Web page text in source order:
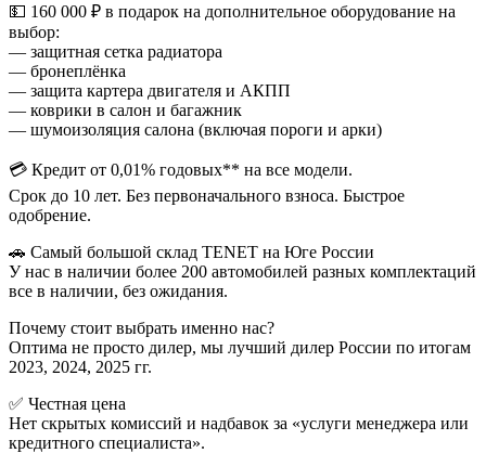
💵 160 000 ₽ в подарок на дополнительное оборудование на
выбор:
— защитная сетка радиатора
— бронеплёнка
— защита картера двигателя и АКПП
— коврики в салон и багажник
— шумоизоляция салона (включая пороги и арки)
💳 Кредит от 0,01% годовых** на все модели.
Срок до 10 лет. Без первоначального взноса. Быстрое
одобрение.
🚗 Самый большой склад TENET на Юге России
У нас в наличии более 200 автомобилей разных комплектаций
все в наличии, без ожидания.
Почему стоит выбрать именно нас?
Оптима не просто дилер, мы лучший дилер России по итогам
2023, 2024, 2025 гг.
✅ Честная цена
Нет скрытых комиссий и надбавок за «услуги менеджера или
кредитного специалиста».